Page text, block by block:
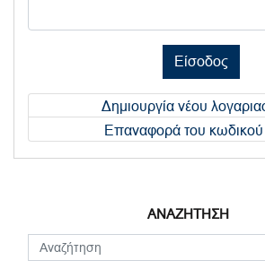
Είσοδος
Δημιουργία νέου
Επαναφορά του
ΑΝΑΖΗΤΗΣΗ